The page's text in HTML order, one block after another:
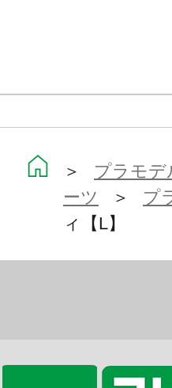
首のジョイント
スライドギミッ
「顎を引く」「
上させる効果が
髪の毛による可
【選べるソック
「オーバーニー
＞ プラモデ
ーツ
＞ プ
ィ【L】